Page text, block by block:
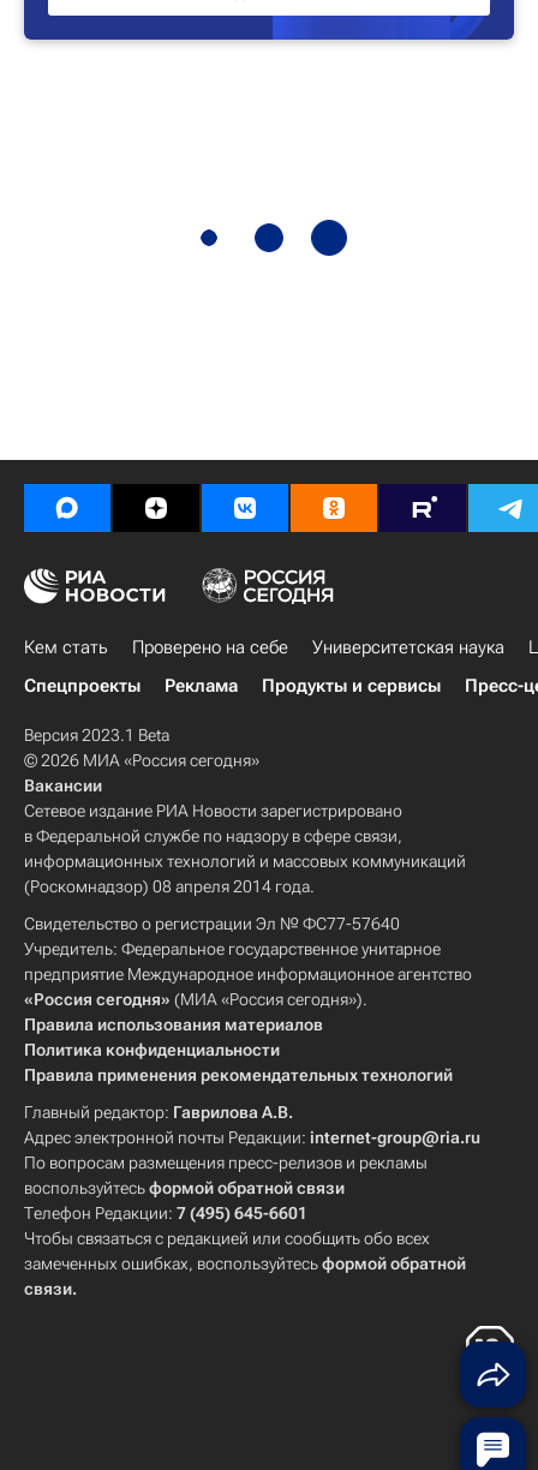
Кем стать Проверено на себе Университетская наука
Спецпроекты
Реклама Продукты и сервисы Пресс-
Версия 2023.1 Beta
© 2026 МИА «Россия сегодня»
Вакансии
Сетевое издание РИА Новости зарегистрировано
в Федеральной службе по надзору в сфере связи,
информационных технологий и массовых коммуникаций
(Роскомнадзор) 08 апреля 2014 года.
Свидетельство о регистрации Эл № ФС77-57640
Учредитель: Федеральное государственное унитарное
предприятие Международное информационное агентство
«Россия сегодня» (МИА «Россия сегодня»).
Правила использования материалов
Политика конфиденциальности
Правила применения рекомендательных технологий
Главный редактор: Гаврилова А.В.
Адрес электронной почты Редакции: internet-group@ria.ru
По вопросам размещения пресс-релизов и рекламы
воспользуйтесьформой обратной связи
Телефон Редакции: 7 (495) 645-6601
Чтобы связаться с редакцией или сообщить обо всех
замеченных ошибках, воспользуйтесьформой обратной
связи.